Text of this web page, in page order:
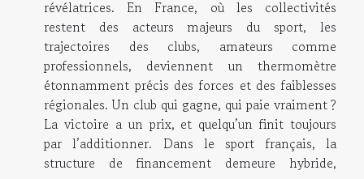
révélatrices. En France, où les collectivités
restent des acteurs majeurs du sport, les
trajectoires des clubs, amateurs comme
professionnels, deviennent un thermomètre
étonnamment précis des forces et des faiblesses
régionales. Un club qui gagne, qui paie vraiment ?
La victoire a un prix, et quelqu’un finit toujours
par l’additionner. Dans le sport français, la
structure de financement demeure hybride,